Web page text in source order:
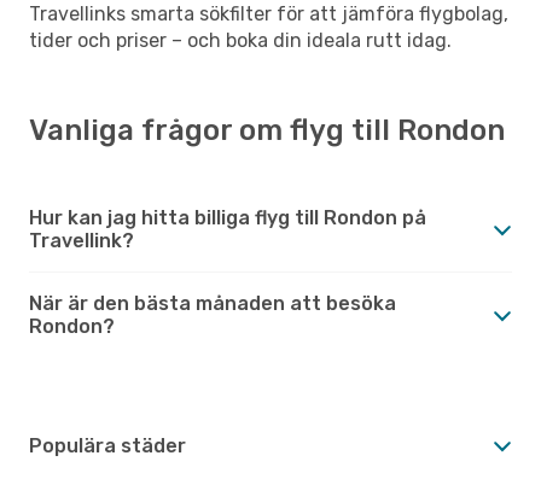
Travellinks smarta sökfilter för att jämföra flygbolag,
tider och priser – och boka din ideala rutt idag.
Vanliga frågor om flyg till Rondon
Hur kan jag hitta billiga flyg till Rondon på
Travellink?
När är den bästa månaden att besöka
Rondon?
Populära städer